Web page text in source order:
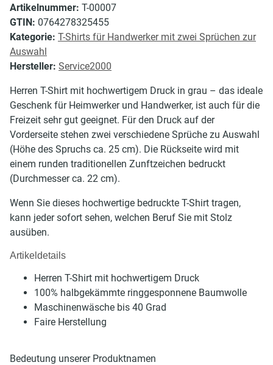
Artikelnummer: T-00007
GTIN: 0764278325455
Kategorie: T-Shirts für Handwerker mit zwei Sprüchen zur
Auswahl
Hersteller: Service2000
Herren T-Shirt mit hochwertigem Druck in grau – das ideale
Geschenk für Heimwerker und Handwerker, ist auch für die
Freizeit sehr gut geeignet. Für den Druck auf der
Vorderseite stehen zwei verschiedene Sprüche zu Auswahl
(Höhe des Spruchs ca. 25 cm). Die Rückseite wird mit
einem runden traditionellen Zunftzeichen bedruckt
(Durchmesser ca. 22 cm).
Wenn Sie dieses hochwertige bedruckte T-Shirt tragen,
kann jeder sofort sehen, welchen Beruf Sie mit Stolz
ausüben.
Artikeldetails
Herren T-Shirt mit hochwertigem Druck
100% halbgekämmte ringgesponnene Baumwolle
Maschinenwäsche bis 40 Grad
Faire Herstellung
Bedeutung unserer Produktnamen